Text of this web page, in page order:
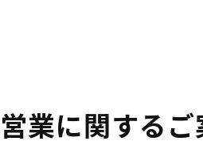
業に関するご